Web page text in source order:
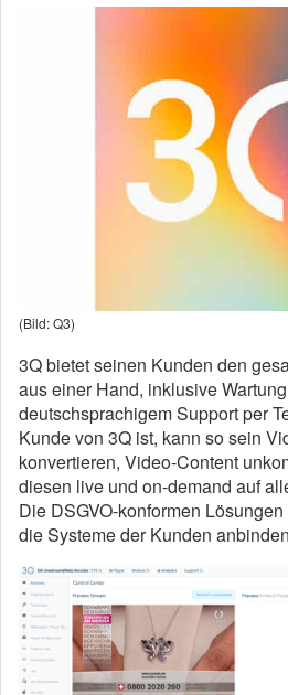
(Bild: Q3)
3Q bietet seinen Kunden den
aus einer Hand, inklusive
deutschsprachigem Support per
Kunde von 3Q ist, kann so sein
konvertieren, Video-Content
diesen live und on-demand auf
Die DSGVO-konformen
die Systeme der Kunden